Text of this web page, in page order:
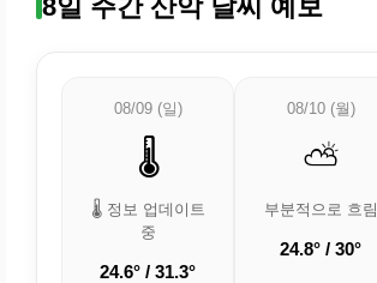
8일 주간 산악 날씨 예보
08/09 (일)
🌡️
🌡️ 정보 업데이트
중
24.6° / 31.3°
08/10 (월)
⛅
부분적으로 흐림
24.8° / 30°